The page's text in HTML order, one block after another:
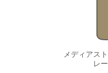
メディアス
レ